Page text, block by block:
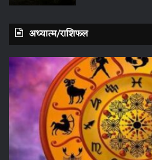
अध्यात्म/राशिफल